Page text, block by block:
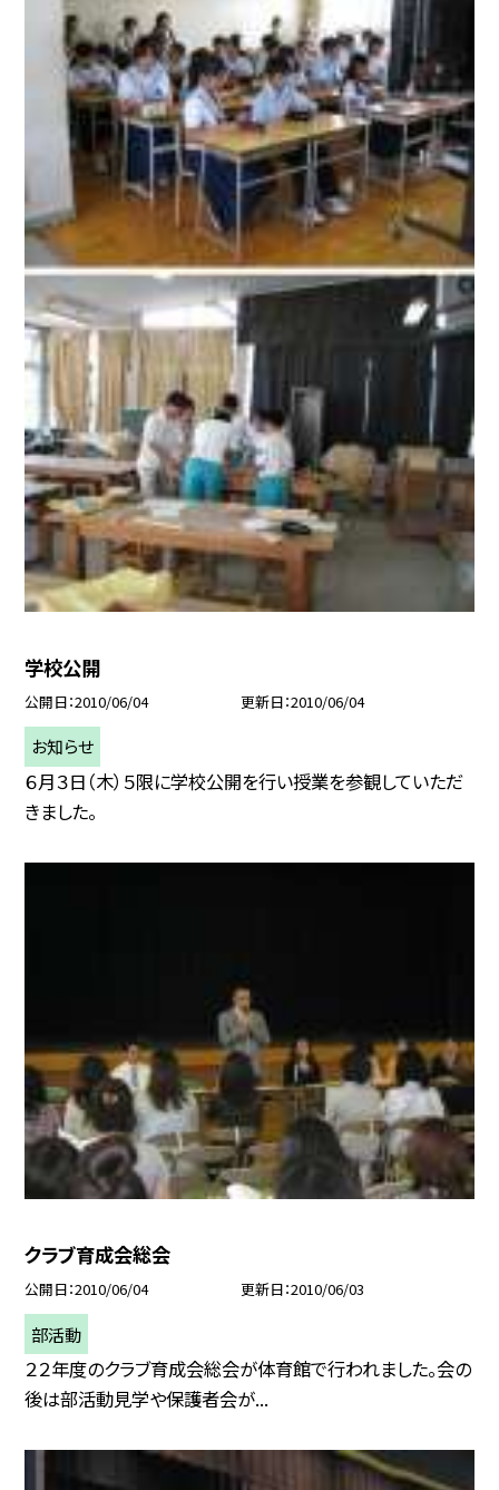
学校公開
公開日 2010/06/04 更新日 2010/06/04
お知らせ
６月３日（木）５限に学校公開を行い授業を参観していただ
きました。
クラブ育成会総会
公開日 2010/06/04 更新日 2010/06/03
部活動
２２年度のクラブ育成会総会が体育館で行われました。会の
後は部活動見学や保護者会が...